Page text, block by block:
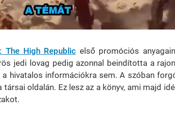
:
The High Republic első promóciós
jedi lovag pedig azonnal beindította a
hivatalos információkra sem. A szóban
oldalán. Ez lesz az a könyv, ami majd